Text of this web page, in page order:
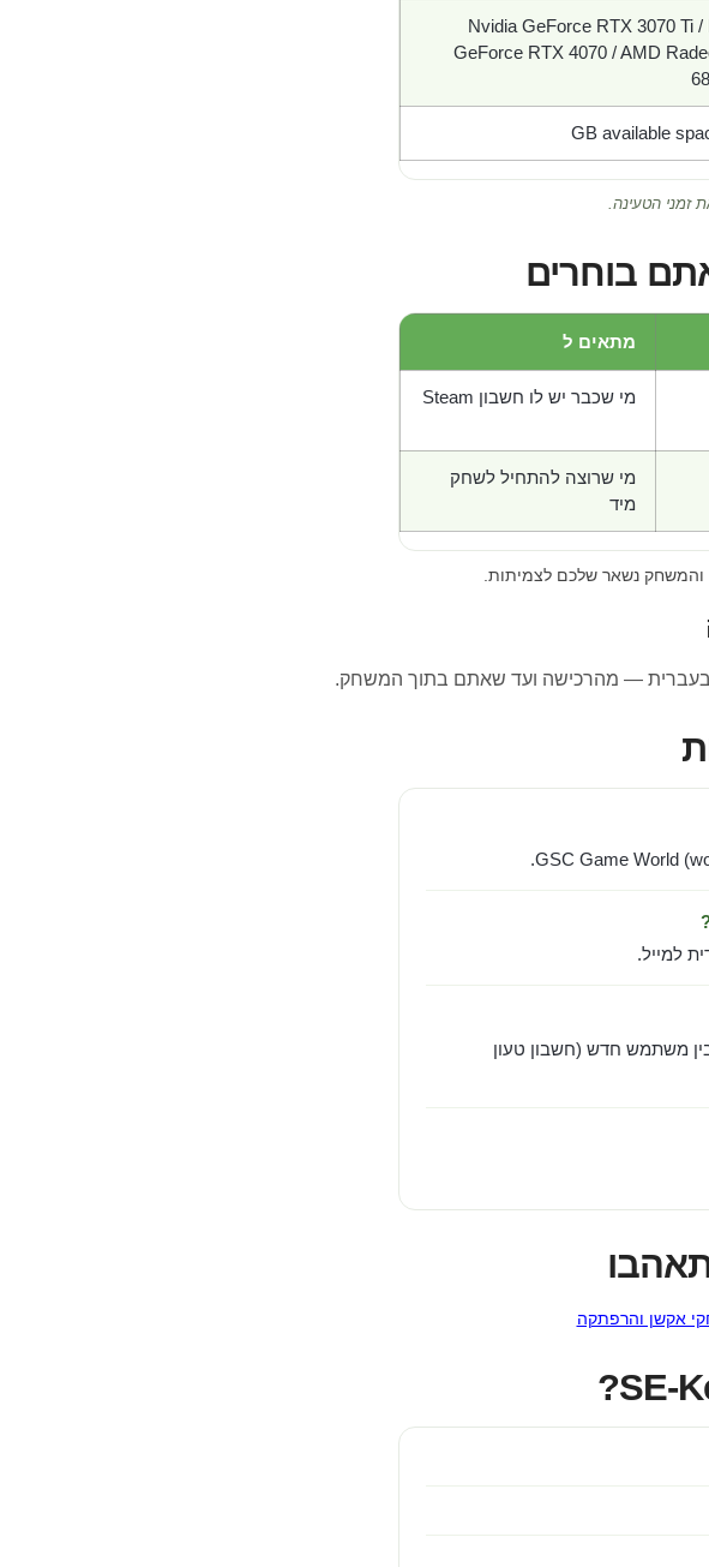
Nvidia GeForce RTX 3070 Ti /
GeForce RTX 4070 / AMD
בוחרים
מתאים ל
מי שכבר יש לו חשבון Steam
מי שרוצה להתחיל לשחק
מיד
והמשחק נשאר שלכם לצמיתות.
— מהרכישה ועד שאתם בתוך המשחק.
למייל.
משתמש חדש (חשבון טעון
אקשן והרפתקה